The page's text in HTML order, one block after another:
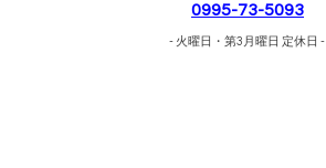
0995-73-5093
- 火曜日・第3月曜日 定休日 -